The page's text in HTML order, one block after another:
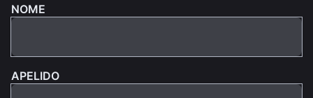
NOME
APELIDO